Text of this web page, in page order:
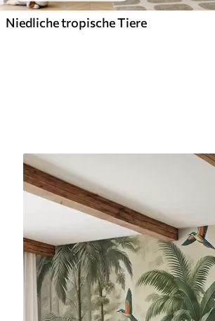
Niedliche tropische Tiere